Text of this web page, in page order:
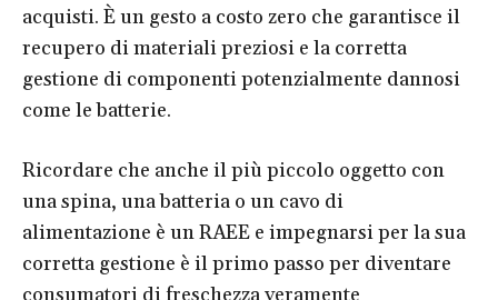
acquisti. È un gesto a costo zero che garantisce il
recupero di materiali preziosi e la corretta
gestione di componenti potenzialmente dannosi
come le batterie.
Ricordare che anche il più piccolo oggetto con
una spina, una batteria o un cavo di
alimentazione è un RAEE e impegnarsi per la sua
corretta gestione è il primo passo per diventare
consumatori di freschezza veramente